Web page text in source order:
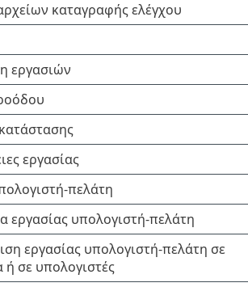
καταγραφής ελέγχου
εργασιών
εργασίας
πελάτη
εργασίας υπολογιστή-πελάτη
εργασίας υπολογιστή-πελάτη σε
ή σε υπολογιστές